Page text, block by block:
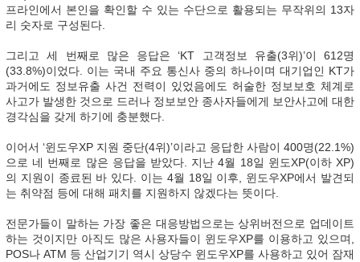
프라인에서 본인을 확인할 수 있는 수단으로 활용되는 무작위의 13자
리 숫자로 구성된다.
그리고 세 번째로 많은 응답은 ‘KT 고객정보 유출(3위)’이 612명
(33.8%)이었다. 이는 국내 주요 통신사 중의 하나이며 대기업인 KT가
과거에도 정보유출 사건 전력이 있었음에도 허술한 정보보호 체계로
사고가 발생한 것으로 드러나 정보보안 종사자들에게 보안사고에 대한
경각심을 갖게 하기에 충분했다.
이어서 ‘윈도우XP 지원 중단(4위)’이라고 응답한 사람이 400명(22.1%)
으로 네 번째로 많은 응답을 받았다. 지난 4월 18일 윈도XP(이하 XP)
의 지원이 종료된 바 있다. 이는 4월 18일 이후, 윈도우XP에서 발견되
는 취약점 등에 대해 패치를 지원하지 않겠다는 뜻이다.
전문가들이 말하는 가장 좋은 대응방법으로는 상위버전으로 업데이트
하는 것이지만 아직도 많은 사용자들이 윈도우XP를 이용하고 있으며,
POS나 ATM 등 산업기기 역시 상당수 윈도우XP를 사용하고 있어 잠재